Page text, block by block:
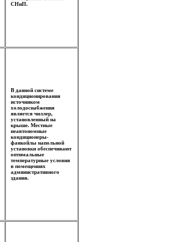
СНиП.
В данной системе
кондиционирования
источником
холодоснабжения
является чиллер,
установленный на
крыше. Местные
неавтономные
кондиционеры-
фанкойлы напольной
установки обеспечивают
оптимальные
температурные условия
в помещениях
административного
здания.